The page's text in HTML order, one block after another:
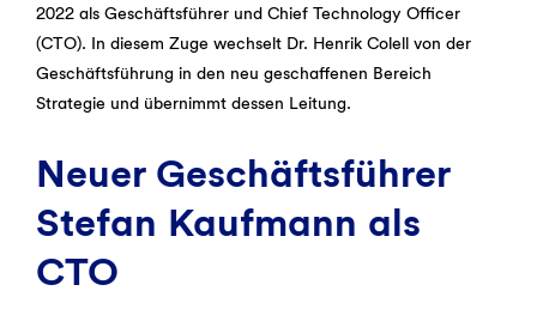
2022 als Geschäftsführer und Chief Technology Officer
(CTO). In diesem Zuge wechselt Dr. Henrik Colell von der
Geschäftsführung in den neu geschaffenen Bereich
Strategie und übernimmt dessen Leitung.
Neuer Geschäftsführer
Stefan Kaufmann als
CTO